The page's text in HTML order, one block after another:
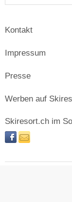
Kontakt
Impressum
Presse
Werben auf
Skiresort.ch im
facebooknewsletter